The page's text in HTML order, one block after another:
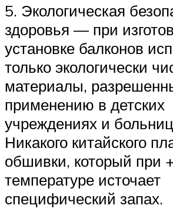
5. Экологическая
здоровья — при
установке балконов
только экологически
материалы,
применению в детских
учреждениях и
Никакого китайского
обшивки, который при +
температуре источает
специфический запах.